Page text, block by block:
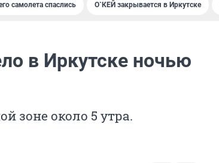
самолета спаслись О`КЕЙ закрывается в Иркутске
в Иркутске ночью
зоне около 5 утра.